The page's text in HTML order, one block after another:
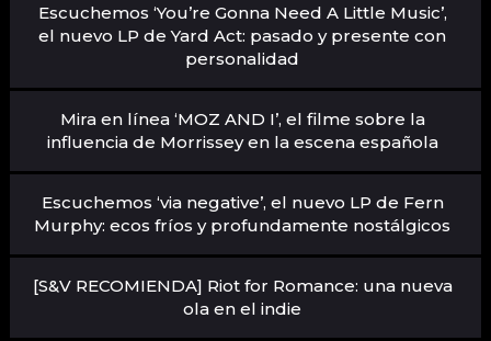
Escuchemos ‘You’re Gonna Need A Little Music’,
el nuevo LP de Yard Act: pasado y presente con
personalidad
Mira en línea ‘MOZ AND I’, el filme sobre la
influencia de Morrissey en la escena española
Escuchemos ‘via negative’, el nuevo LP de Fern
Murphy: ecos fríos y profundamente nostálgicos
[S&V RECOMIENDA] Riot for Romance: una nueva
ola en el indie